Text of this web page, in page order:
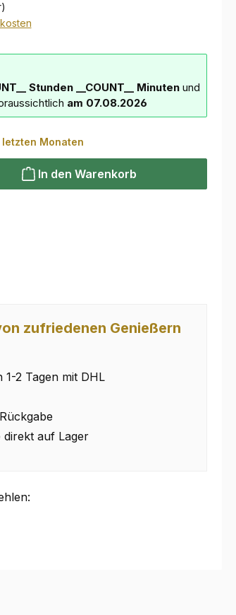
Stunden __COUNT__ Minuten und
am 07.08.2026
Monaten
In den Warenkorb
zufriedenen Genießern
2 Tagen mit DHL
auf Lager